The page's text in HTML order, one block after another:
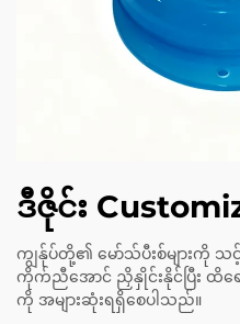
ဒီဇိုင်း
ကျွန်ုပ်တို့၏ မော်သ်ပီးစ်များကို သင့်
ကိုက်ညီအောင် ညှိနှိုင်းနိုင်ပြီး ထိ
ကို အများဆုံးရရှိစေပါသည်။